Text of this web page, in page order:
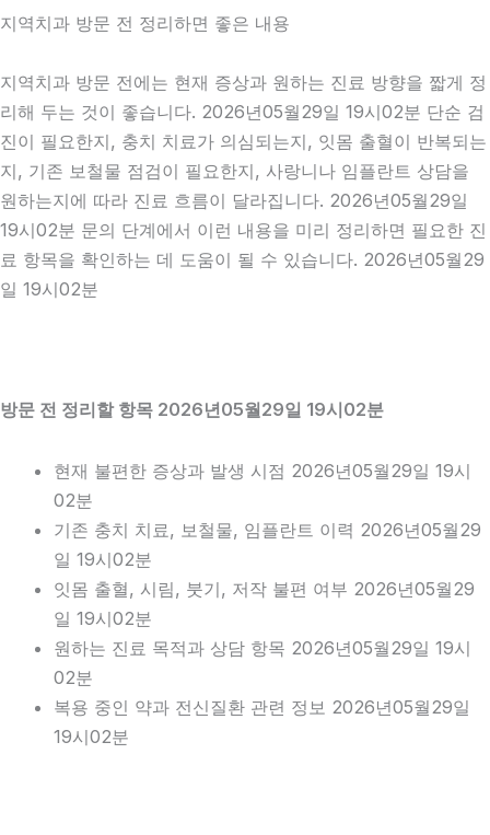
지역치과 방문 전 정리하면 좋은 내용
지역치과 방문 전에는 현재 증상과 원하는 진료 방향을 짧게 정
리해 두는 것이 좋습니다. 2026년05월29일 19시02분 단순 검
진이 필요한지, 충치 치료가 의심되는지, 잇몸 출혈이 반복되는
지, 기존 보철물 점검이 필요한지, 사랑니나 임플란트 상담을
원하는지에 따라 진료 흐름이 달라집니다. 2026년05월29일
19시02분 문의 단계에서 이런 내용을 미리 정리하면 필요한 진
료 항목을 확인하는 데 도움이 될 수 있습니다. 2026년05월29
일 19시02분
방문 전 정리할 항목 2026년05월29일 19시02분
현재 불편한 증상과 발생 시점 2026년05월29일 19시
02분
기존 충치 치료, 보철물, 임플란트 이력 2026년05월29
일 19시02분
잇몸 출혈, 시림, 붓기, 저작 불편 여부 2026년05월29
일 19시02분
원하는 진료 목적과 상담 항목 2026년05월29일 19시
02분
복용 중인 약과 전신질환 관련 정보 2026년05월29일
19시02분